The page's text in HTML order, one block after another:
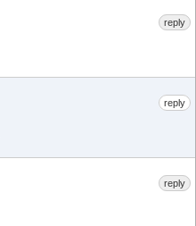
reply
reply
reply